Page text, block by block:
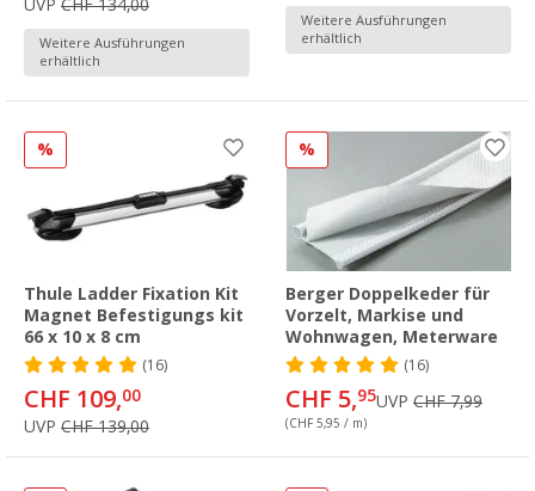
UVP CHF 134,00
Weitere Ausführungen
erhältlich
Weitere Ausführungen
erhältlich
%
Thule Ladder Fixation Kit
Magnet Befestigungs kit
66 x 10 x 8 cm
(16)
CHF 109,00
UVP CHF 139,00
%
Berger Doppelkeder für
Vorzelt, Markise und
Wohnwagen, Meterware
(16)
CHF 5,95UVP CHF 7,99
(CHF 5,95 / m)